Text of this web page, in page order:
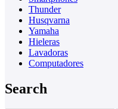
Thunder
Husqvarna
Yamaha
Hieleras
Lavadoras
Computadores
Search